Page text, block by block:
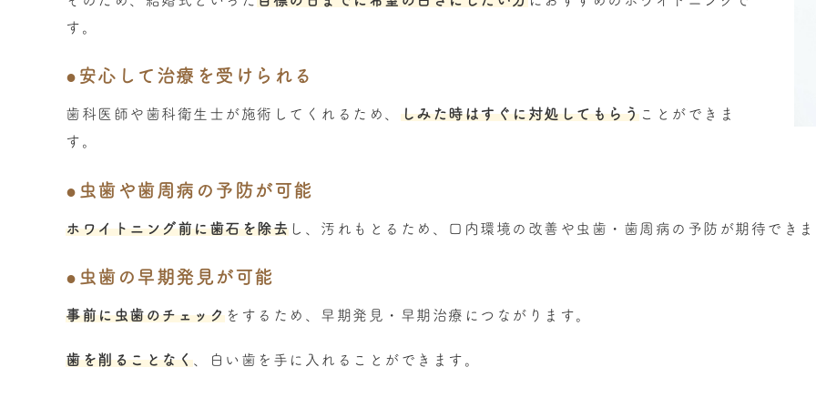
す。
●安心して治療を受けられる
歯科医師や歯科衛生士が施術してくれるため、 しみた時はすぐに対処してもらう ことができま
す。
●虫歯や歯周病の予防が可能
ホワイトニング前に歯石を除去 し、汚れもとるため、口内環境の改善や虫歯・歯周病の予防が期待でき
●虫歯の早期発見が可能
事前に虫歯のチェック をするため、早期発見・早期治療につながります。
歯を削ることなく 、白い歯を手に入れることができます。